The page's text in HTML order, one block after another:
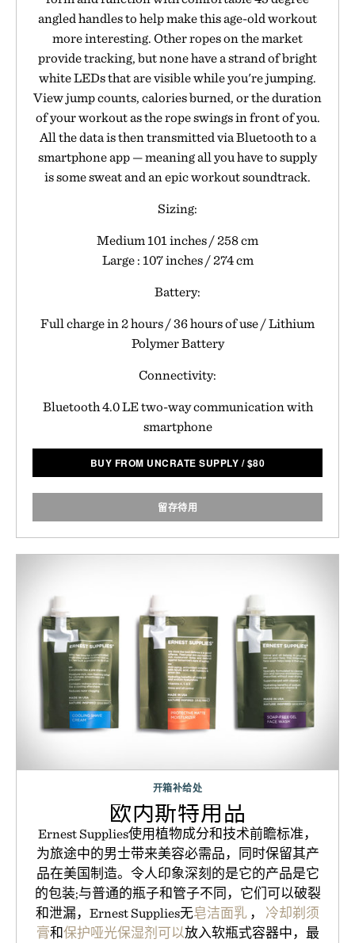
angled handles to help make this age-old workout
more interesting. Other ropes on the market
provide tracking, but none have a strand of bright
white LEDs that are visible while you're jumping.
View jump counts, calories burned, or the duration
of your workout as the rope swings in front of you.
All the data is then transmitted via Bluetooth to a
smartphone app — meaning all you have to supply
is some sweat and an epic workout soundtrack.
Sizing:
Medium 101 inches / 258 cm
Large : 107 inches / 274 cm
Battery:
Full charge in 2 hours / 36 hours of use / Lithium
Polymer Battery
Connectivity:
Bluetooth 4.0 LE two-way communication with
smartphone
BUY FROM UNCRATE SUPPLY /$80
留存待用
开箱补给处
欧内斯特用品
Ernest Supplies使用植物成分和技术前瞻标准，
为旅途中的男士带来美容必需品，同时保留其产
品在美国制造。令人印象深刻的是它的产品是它
的包装;与普通的瓶子和管子不同，它们可以破裂
和泄漏，Ernest Supplies无皂洁面乳 ， 冷却剃须
膏和保护哑光保湿剂可以放入软瓶式容器中，最